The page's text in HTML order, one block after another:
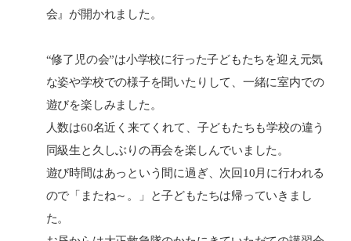
会』が開かれました。
“修了児の会”は小学校に行った子どもたちを迎え元気
な姿や学校での様子を聞いたりして、一緒に室内での
遊びを楽しみました。
人数は60名近く来てくれて、子どもたちも学校の違う
同級生と久しぶりの再会を楽しんでいました。
遊び時間はあっという間に過ぎ、次回10月に行われる
ので「またね～。」と子どもたちは帰っていきまし
た。